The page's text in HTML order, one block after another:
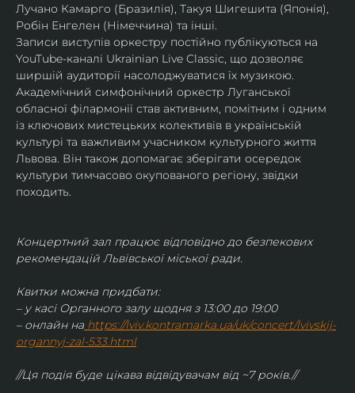
Лучано Камарго (Бразилія), Такуя Шигешита (Японія),
Робін Енгелен (Німеччина) та інші.
Записи виступів оркестру постійно публікуються на
YouTube-каналі Ukrainian Live Classic, що дозволяє
ширшій аудиторії насолоджуватися їх музикою​.
Академічний симфонічний оркестр Луганської
обласної філармонії став активним, помітним і одним
із ключових мистецьких колективів в українській
культурі та важливим учасником культурного життя
Львова. Він також допомагає зберігати осередок
культури тимчасово окупованого регіону, звідки
походить.
Концертний зал працює відповідно до безпекових
рекомендацій Львівської міської ради.
Квитки можна придбати:
– у касі Органного залу щодня з 13:00 до 19:00
– онлайн на https://lviv.kontramarka.ua/uk/concert/lvivskij-
organnyj-zal-533.html
//Ця подія буде цікава відвідувачам від ~7 років.//